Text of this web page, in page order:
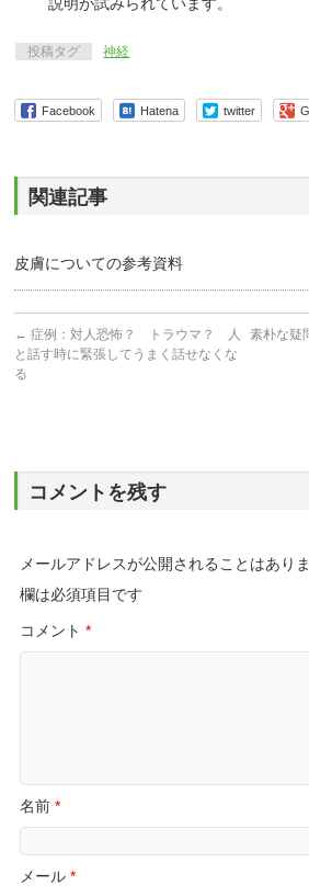
投稿タグ 神経
Facebook Hatena twitter
関連記事
皮膚についての参考資料
← 症例：対人恐怖？ トラウマ？ 人
と話す時に緊張してうまく話せなくな
る
素朴な疑
コメントを残す
メールアドレスが公開されることはありま
欄は必須項目です
コメント*
名前*
メール*